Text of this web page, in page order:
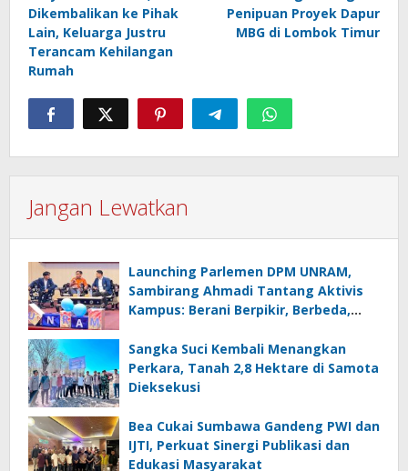
Dikembalikan ke Pihak
Lain, Keluarga Justru
Terancam Kehilangan
Rumah
Penipuan Proyek Dapur
MBG di Lombok Timur
Jangan Lewatkan
Launching Parlemen DPM UNRAM,
Sambirang Ahmadi Tantang Aktivis
Kampus: Berani Berpikir, Berbeda,
Sangka Suci Kembali Menangkan
Perkara, Tanah 2,8 Hektare di Samota
Dieksekusi
Bea Cukai Sumbawa Gandeng PWI dan
IJTI, Perkuat Sinergi Publikasi dan
Edukasi Masyarakat